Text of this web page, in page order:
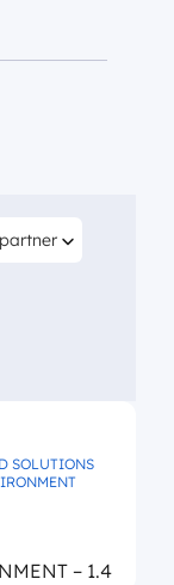
SOLUTIONS
– 1.4